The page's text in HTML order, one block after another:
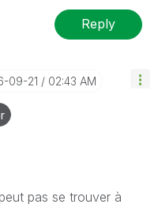
Reply
09-21 02:43 AM
pas se trouver à